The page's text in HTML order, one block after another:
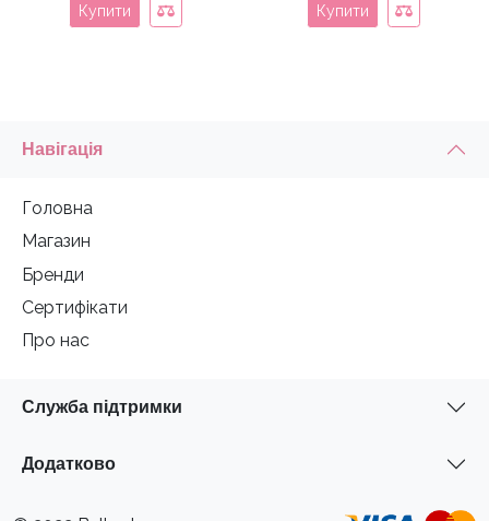
Купити Купити
Навігація
Головна
Магазин
Бренди
Сертифікати
Про нас
Служба підтримки
Додатково